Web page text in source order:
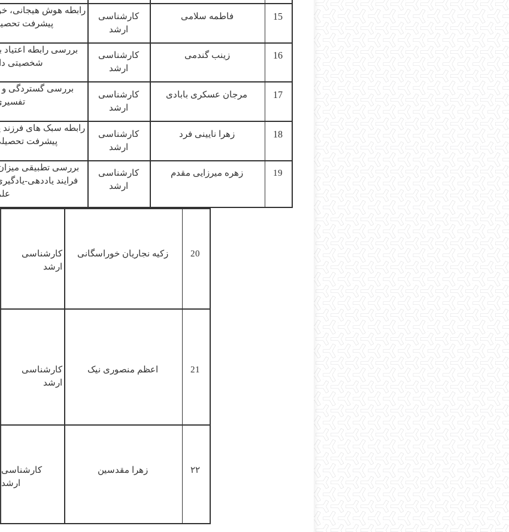
رابطه ھوش ھیجانی،
پیشرفت
کارشناسی
ارشد
فاطمه سلامی 15
بررسی رابطه اعتیاد
شخصیتی
کارشناسی
ارشد
زینب گندمی 16
بررسی گستردگی و
کارشناسی
ارشد
مرجان عسکری بابادی 17
رابطه سبک ھای فرزند
پیشرفت
کارشناسی
ارشد
زھرا نایینی فرد 18
بررسی تطبیقی
فرایند یاددهی-
کارشناسی
ارشد
زھره میرزایی مقدم 19
کارشناسی
ارشد
زکیه نجاریان خوراسگانی 20
کارشناسی
ارشد
اعظم منصوری نیک 21
کارشناسی
ارشد
زھرا مقدسین ۲۲